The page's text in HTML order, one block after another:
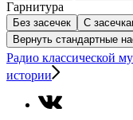
Гарнитура
Без засечек
С
Вернуть стандартные
Радио классической
истории